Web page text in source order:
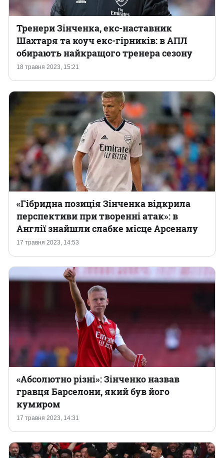
18 травня 2023, 15:21
Тренери Зінченка, екс-наставник
Шахтаря та коуч екс-гірників: в АПЛ
обирають найкращого тренера сезону
17 травня 2023, 14:53
«Гібридна позиція Зінченка відкрила
перспективи при творенні атак»: в
Англії знайшли слабке місце Арсеналу
17 травня 2023, 14:31
«Абсолютно різні»: Зінченко назвав
гравця Барселони, який був його
кумиром